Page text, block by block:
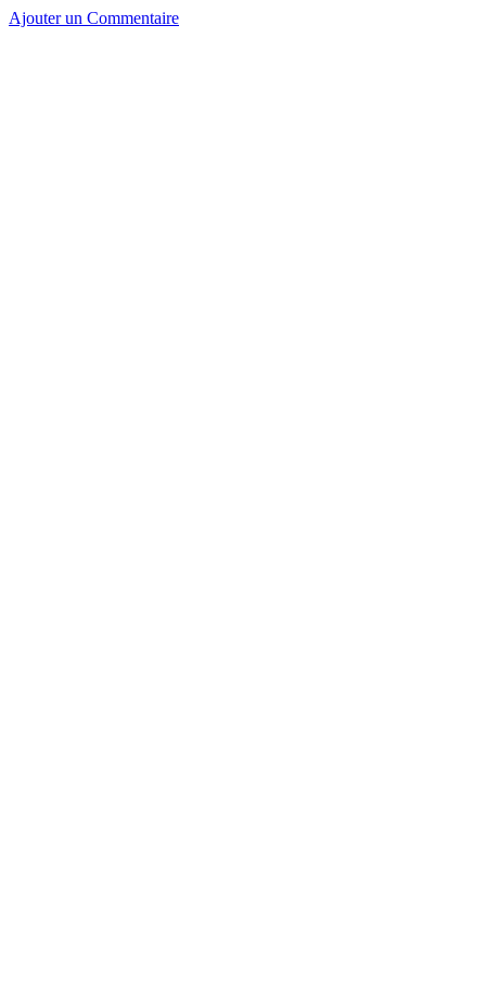
Ajouter un Commentaire